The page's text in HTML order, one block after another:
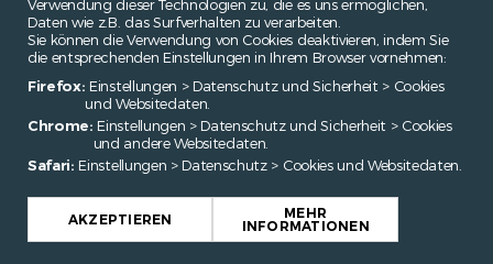
Verwendung dieser Technologien zu, die es uns ermöglichen,
Daten wie z.B. das Surfverhalten zu verarbeiten.
Sie können die Verwendung von Cookies deaktivieren, indem Sie
die entsprechenden Einstellungen in Ihrem Browser vornehmen:
Firefox: Einstellungen > Datenschutz und Sicherheit > Cookies
und Websitedaten.
Chrome: Einstellungen > Datenschutz und Sicherheit > Cookies
und andere Websitedaten.
Safari: Einstellungen > Datenschutz > Cookies und Websitedaten.
AKZEPTIEREN MEHR
INFORMATIONEN